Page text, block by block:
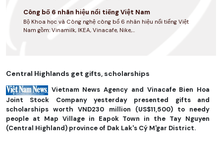
Công bố 6 nhãn hiệu nổi tiếng Việt Nam
Bộ Khoa học và Công nghệ công bố 6 nhãn hiệu nổi tiếng Việt
Nam gồm: Vinamilk, IKEA, Vinacafe, Nike,...
Central Highlands get gifts, scholarships
Vietnam News Agency and Vinacafe Bien Hoa
Joint Stock Company yesterday presented gifts and
scholarships worth VND230 million (US$11,500) to needy
people at Map Village in Eapok Town in the Tay Nguyen
(Central Highland) province of Dak Lak's Cý M'gar District.